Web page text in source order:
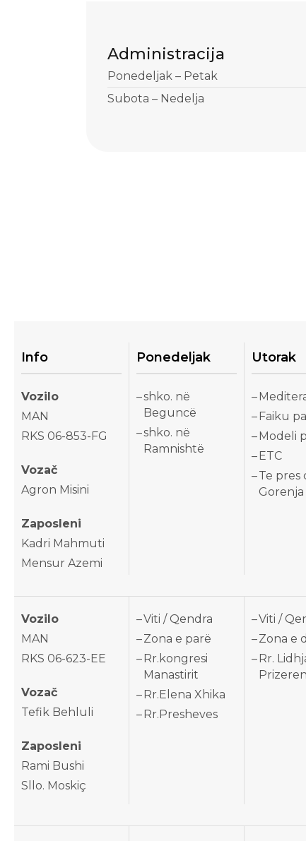
Administracija
Ponedeljak – Petak
Subota – Nedelja
Info
Vozilo
MAN
RKS 06-853-FG
Vozač
Agron Misini
Zaposleni
Kadri Mahmuti
Mensur Azemi
Ponedeljak
shko. në
Beguncë
shko. në
Ramnishtë
Utorak
Faiku
Modeli
ETC
Te pres
Gorenja
Vozilo
MAN
RKS 06-623-EE
Vozač
Tefik Behluli
Zaposleni
Rami Bushi
Sllo. Moskiç
Viti / Qendra
Zona e parë
Rr.kongresi
Manastirit
Rr.Elena Xhika
Rr.Presheves
Viti /
Zona e
Rr.